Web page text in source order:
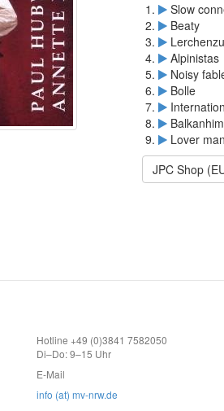
Slow
Beaty
Alpinistas
Noisy
Bolle
Lover man
JPC Shop
Hotline +49 (0)3841 7582050
Di–Do: 9–15 Uhr
E-Mail
info (at) mv-nrw.de